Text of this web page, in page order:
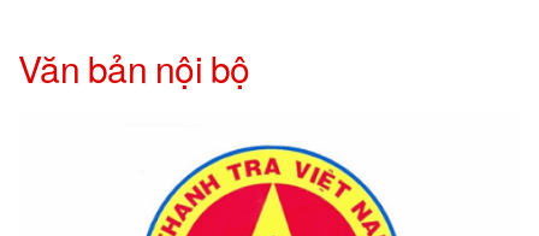
Văn bản nội bộ